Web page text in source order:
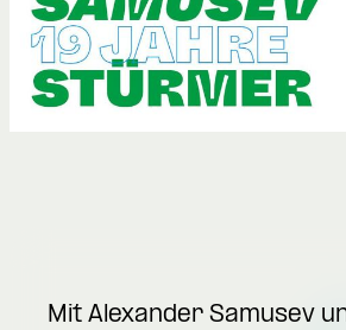
Mit Alexander Samusev